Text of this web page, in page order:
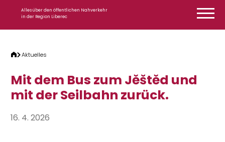
Alles über den öffentlichen Nahverkehr
in der Region Liberec
Aktuelles
Mit dem Bus zum Jěštěd und
mit der Seilbahn zurück.
16. 4. 2026